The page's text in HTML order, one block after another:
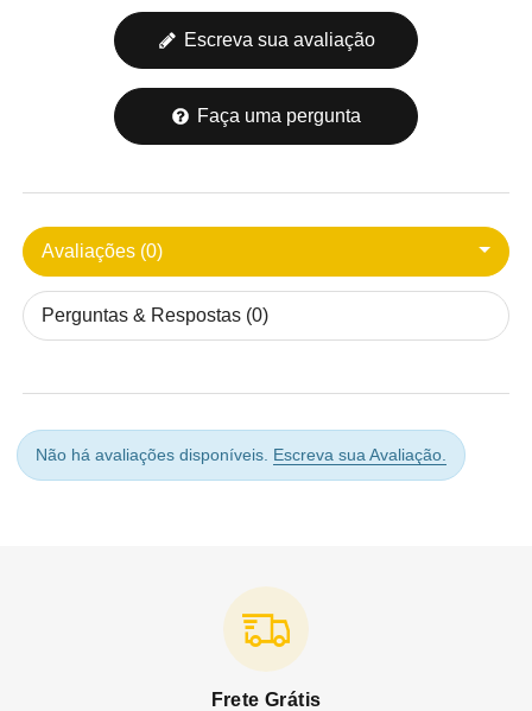
Escreva sua avaliação
Faça uma pergunta
Avaliações (0)
Perguntas & Respostas (0)
Não há avaliações disponíveis. Escreva sua Avaliação.
Frete Grátis